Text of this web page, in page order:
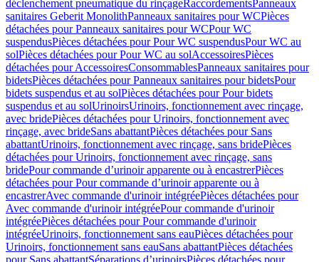
déclenchement pneumatique du rinçageRaccordementsPanneaux
sanitaires Geberit MonolithPanneaux sanitaires pour WCPièces
détachées pour Panneaux sanitaires pour WCPour WC
suspendusPièces détachées pour Pour WC suspendusPour WC au
solPièces détachées pour Pour WC au solAccessoiresPièces
détachées pour AccessoiresConsommablesPanneaux sanitaires pour
bidetsPièces détachées pour Panneaux sanitaires pour bidetsPour
bidets suspendus et au solPièces détachées pour Pour bidets
suspendus et au solUrinoirsUrinoirs, fonctionnement avec rinçage,
avec bridePièces détachées pour Urinoirs, fonctionnement avec
rinçage, avec brideSans abattantPièces détachées pour Sans
abattantUrinoirs, fonctionnement avec rinçage, sans bridePièces
détachées pour Urinoirs, fonctionnement avec rinçage, sans
bridePour commande d’urinoir apparente ou à encastrerPièces
détachées pour Pour commande d’urinoir apparente ou à
encastrerAvec commande d'urinoir intégréePièces détachées pour
Avec commande d'urinoir intégréePour commande d'urinoir
intégréePièces détachées pour Pour commande d'urinoir
intégréeUrinoirs, fonctionnement sans eauPièces détachées pour
Urinoirs, fonctionnement sans eauSans abattantPièces détachées
pour Sans abattantSéparations d’urinoirsPièces détachées pour